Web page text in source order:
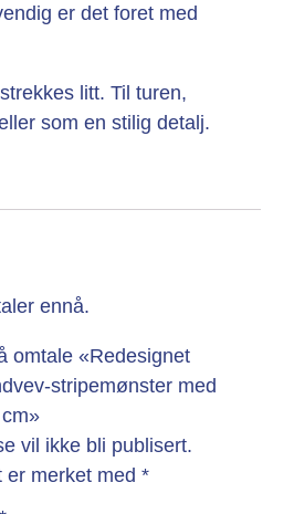
er det foret med
litt. Til turen,
som en stilig detalj.
ennå.
omtale «Redesignet
stripemønster med
vil ikke bli publisert.
er merket med *